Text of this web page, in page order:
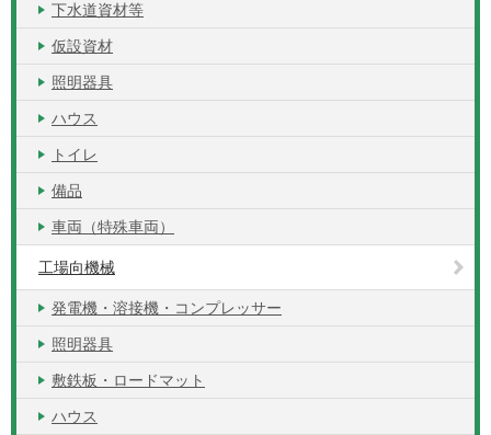
下水道資材等
仮設資材
照明器具
ハウス
トイレ
備品
車両（特殊車両）
工場向機械
発電機・溶接機・コンプレッサー
照明器具
敷鉄板・ロードマット
ハウス